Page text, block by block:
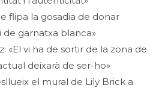
flipa la gosadia de donar
de garnatxa blanca»
«El vi ha de sortir de la zona de
deixarà de ser-ho»
el mural de Lily Brick a